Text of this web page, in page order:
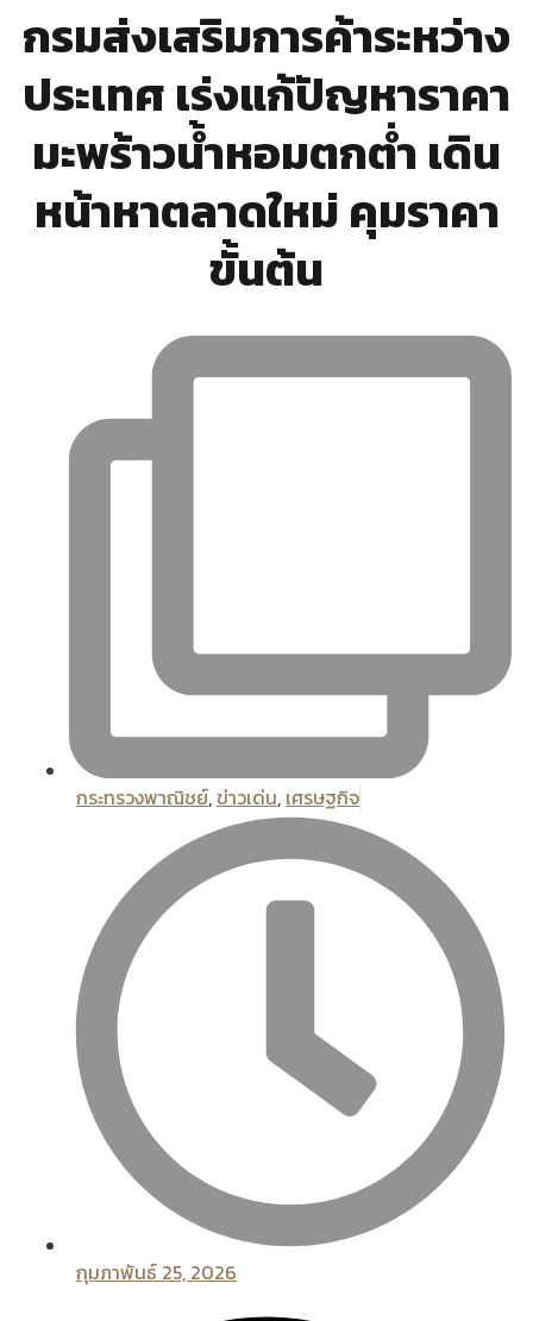
กรมส่งเสริมการค้าระหว่าง
ประเทศ เร่งแก้ปัญหาราคา
มะพร้าวน้ำหอมตกต่ำ เดิน
หน้าหาตลาดใหม่ คุมราคา
ขั้นต้น
กระทรวงพาณิชย์, ข่าวเด่น, เศรษฐกิจ
กุมภาพันธ์ 25, 2026